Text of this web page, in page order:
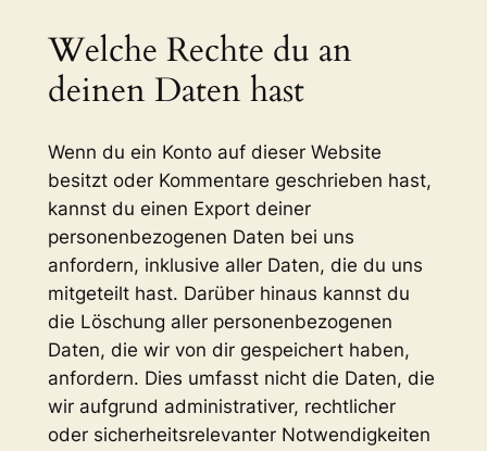
Welche Rechte du an
deinen Daten hast
Wenn du ein Konto auf dieser Website
besitzt oder Kommentare geschrieben hast,
kannst du einen Export deiner
personenbezogenen Daten bei uns
anfordern, inklusive aller Daten, die du uns
mitgeteilt hast. Darüber hinaus kannst du
die Löschung aller personenbezogenen
Daten, die wir von dir gespeichert haben,
anfordern. Dies umfasst nicht die Daten, die
wir aufgrund administrativer, rechtlicher
oder sicherheitsrelevanter Notwendigkeiten